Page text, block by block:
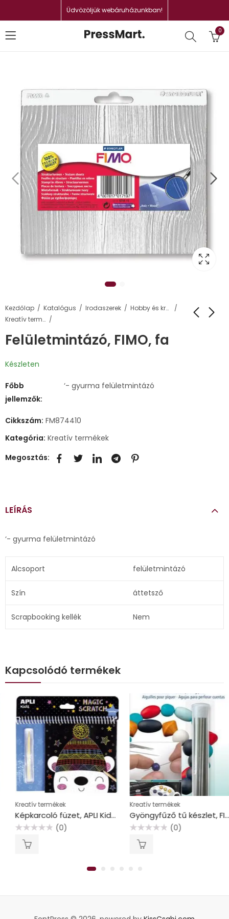
Üdvözöljük webáruházunkban!
0
Kezdőlap Katalógus Irodaszerek
Hobby és kreatív termékek
Kreatív termékek
Felületmintázó, FIMO, fa
Készleten
Főbb
jellemzők:
‘- gyurma felületmintázó
Cikkszám: FM874410
Kategória: Kreatív termékek
Megosztás:
LEÍRÁS
‘- gyurma felületmintázó
Alcsoport felületmintázó
Szín áttetsző
Scrapbooking kellék Nem
Kapcsolódó termékek
Kreatív termékek
Képkarcoló füzet, APLI Kids “Magic Scratch”, téli móka
(0)
Kreatív termékek
Gyöngyfűző tű készlet, FIMO
(0)